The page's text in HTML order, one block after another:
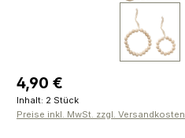
Regulärer Preis:
4,90 €
Inhalt: 2 Stück
Preise inkl. MwSt. zzgl. Versandkosten